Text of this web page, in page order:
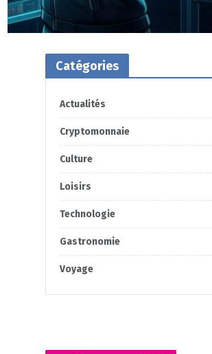
Catégories
Actualités
Cryptomonnaie
Culture
Loisirs
Technologie
Gastronomie
Voyage